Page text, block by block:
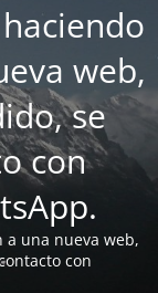
web,
se
con
a una nueva web,
con